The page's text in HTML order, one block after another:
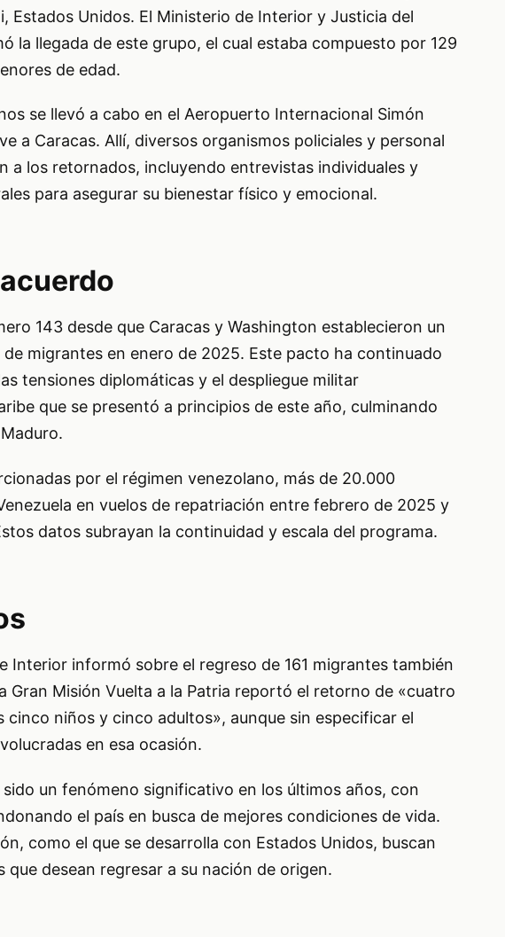
Estados Unidos. El Ministerio de Interior y Justicia del
la llegada de este grupo, el cual estaba compuesto por 129
de edad.
se llevó a cabo en el Aeropuerto Internacional Simón
a Caracas. Allí, diversos organismos policiales y personal
a los retornados, incluyendo entrevistas individuales y
para asegurar su bienestar físico y emocional.
143 desde que Caracas y Washington establecieron un
migrantes en enero de 2025. Este pacto ha continuado
tensiones diplomáticas y el despliegue militar
que se presentó a principios de este año, culminando
por el régimen venezolano, más de 20.000
en vuelos de repatriación entre febrero de 2025 y
datos subrayan la continuidad y escala del programa.
Interior informó sobre el regreso de 161 migrantes también
Gran Misión Vuelta a la Patria reportó el retorno de «cuatro
cinco niños y cinco adultos», aunque sin especificar el
en esa ocasión.
un fenómeno significativo en los últimos años, con
el país en busca de mejores condiciones de vida.
como el que se desarrolla con Estados Unidos, buscan
que desean regresar a su nación de origen.